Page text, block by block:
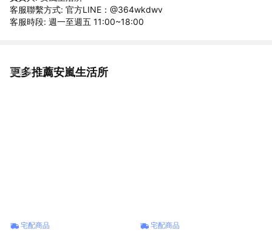
客服聯繫方式: 官方LINE：@364wkdwv
客服時段: 週一至週五 11:00~18:00
更多推薦安嵐生活所
看更多
宅配商品 宅配商品